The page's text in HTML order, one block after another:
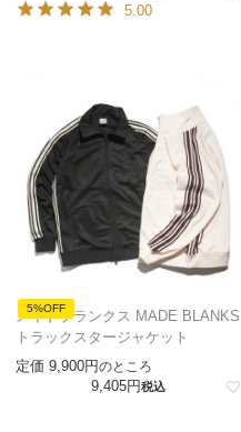
5.00
5%OFF
メイドブランクス MADE BLANKS
トラックスタージャケット
定価 9,900 のところ
9,405 税込